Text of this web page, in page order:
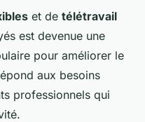
et de télétravail
est devenue une
pour améliorer le
aux besoins
professionnels qui